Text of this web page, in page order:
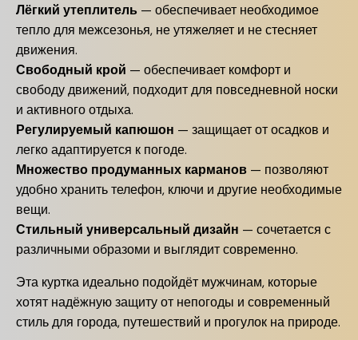
Лёгкий утеплитель — обеспечивает необходимое
тепло для межсезонья, не утяжеляет и не стесняет
движения.
Свободный крой — обеспечивает комфорт и
свободу движений, подходит для повседневной носки
и активного отдыха.
Регулируемый капюшон — защищает от осадков и
легко адаптируется к погоде.
Множество продуманных карманов — позволяют
удобно хранить телефон, ключи и другие необходимые
вещи.
Стильный универсальный дизайн — сочетается с
различными образоми и выглядит современно.
Эта куртка идеально подойдёт мужчинам, которые
хотят надёжную защиту от непогоды и современный
стиль для города, путешествий и прогулок на природе.